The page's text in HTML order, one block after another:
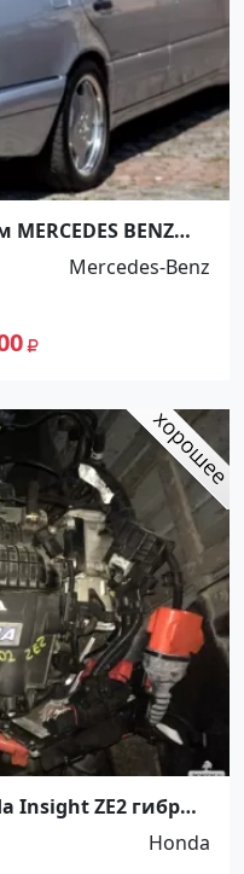
BENZ
Mercedes-Benz
Insight ZE2 гибрид
Honda